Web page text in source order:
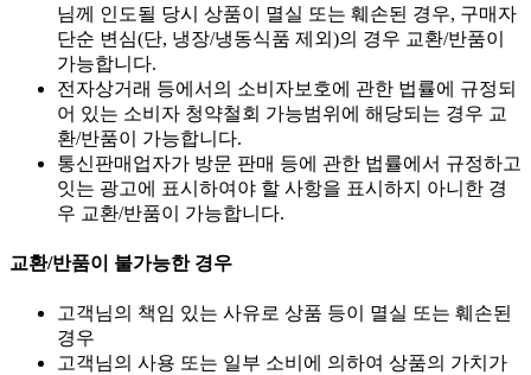
님께 인도될 당시 상품이 멸실 또는 훼손된 경우, 구매자
단순 변심(단, 냉장/냉동식품 제외)의 경우 교환/반품이
가능합니다.
전자상거래 등에서의 소비자보호에 관한 법률에 규정되
어 있는 소비자 청약철회 가능범위에 해당되는 경우 교
환/반품이 가능합니다.
통신판매업자가 방문 판매 등에 관한 법률에서 규정하고
잇는 광고에 표시하여야 할 사항을 표시하지 아니한 경
우 교환/반품이 가능합니다.
교환/반품이 불가능한 경우
고객님의 책임 있는 사유로 상품 등이 멸실 또는 훼손된
경우
고객님의 사용 또는 일부 소비에 의하여 상품의 가치가